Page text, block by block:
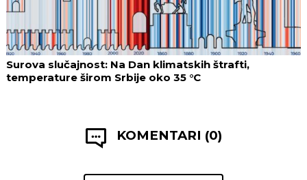
Surova slučajnost: Na Dan klimatskih štrafti,
temperature širom Srbije oko 35 °C
KOMENTARI (0)